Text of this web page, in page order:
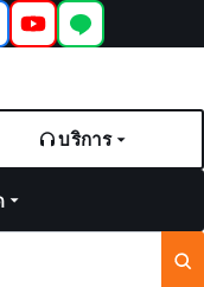
บริการ